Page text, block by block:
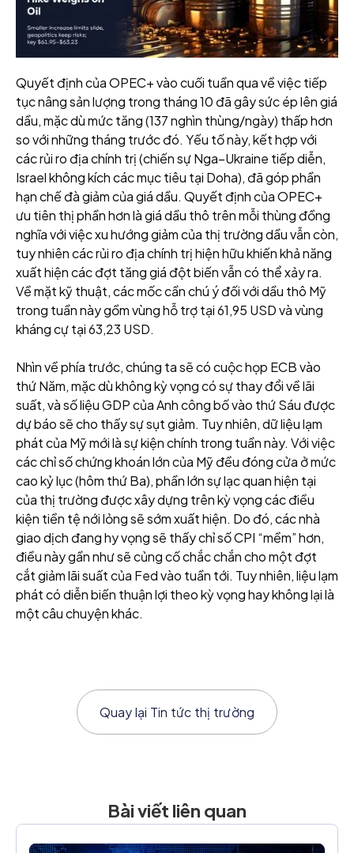
Quyết định của OPEC+ vào cuối tuần qua về việc tiếp
tục nâng sản lượng trong tháng 10 đã gây sức ép lên giá
dầu, mặc dù mức tăng (137 nghìn thùng/ngày) thấp hơn
so với những tháng trước đó. Yếu tố này, kết hợp với
các rủi ro địa chính trị (chiến sự Nga–Ukraine tiếp diễn,
Israel không kích các mục tiêu tại Doha), đã góp phần
hạn chế đà giảm của giá dầu. Quyết định của OPEC+
ưu tiên thị phần hơn là giá dầu thô trên mỗi thùng đồng
nghĩa với việc xu hướng giảm của thị trường dầu vẫn còn,
tuy nhiên các rủi ro địa chính trị hiện hữu khiến khả năng
xuất hiện các đợt tăng giá đột biến vẫn có thể xảy ra.
Về mặt kỹ thuật, các mốc cần chú ý đối với dầu thô Mỹ
trong tuần này gồm vùng hỗ trợ tại 61,95 USD và vùng
kháng cự tại 63,23 USD.
Nhìn về phía trước, chúng ta sẽ có cuộc họp ECB vào
thứ Năm, mặc dù không kỳ vọng có sự thay đổi về lãi
suất, và số liệu GDP của Anh công bố vào thứ Sáu được
dự báo sẽ cho thấy sự sụt giảm. Tuy nhiên, dữ liệu lạm
phát của Mỹ mới là sự kiện chính trong tuần này. Với việc
các chỉ số chứng khoán lớn của Mỹ đều đóng cửa ở mức
cao kỷ lục (hôm thứ Ba), phần lớn sự lạc quan hiện tại
của thị trường được xây dựng trên kỳ vọng các điều
kiện tiền tệ nới lỏng sẽ sớm xuất hiện. Do đó, các nhà
giao dịch đang hy vọng sẽ thấy chỉ số CPI “mềm” hơn,
điều này gần như sẽ củng cố chắc chắn cho một đợt
cắt giảm lãi suất của Fed vào tuần tới. Tuy nhiên, liệu lạm
phát có diễn biến thuận lợi theo kỳ vọng hay không lại là
một câu chuyện khác.
Quay lại Tin tức thị trường
Bài viết liên quan